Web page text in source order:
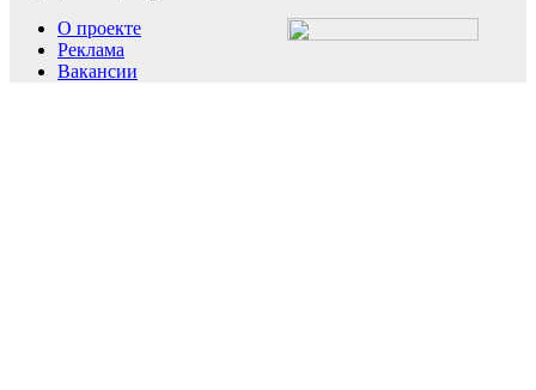
О проекте
Реклама
Вакансии